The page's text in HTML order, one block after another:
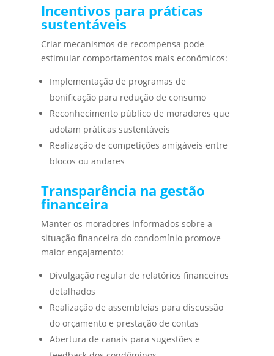
Incentivos para práticas
sustentáveis
Criar mecanismos de recompensa pode
estimular comportamentos mais econômicos:
Implementação de programas de
bonificação para redução de consumo
Reconhecimento público de moradores que
adotam práticas sustentáveis
Realização de competições amigáveis entre
blocos ou andares
Transparência na gestão
financeira
Manter os moradores informados sobre a
situação financeira do condomínio promove
maior engajamento:
Divulgação regular de relatórios financeiros
detalhados
Realização de assembleias para discussão
do orçamento e prestação de contas
Abertura de canais para sugestões e